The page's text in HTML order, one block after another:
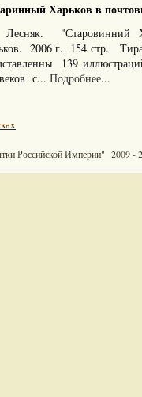
Харьков в
"Старовинний
2006 г. 154 стр.
139
с... Подробнее...
Российской Империи" 2009 -